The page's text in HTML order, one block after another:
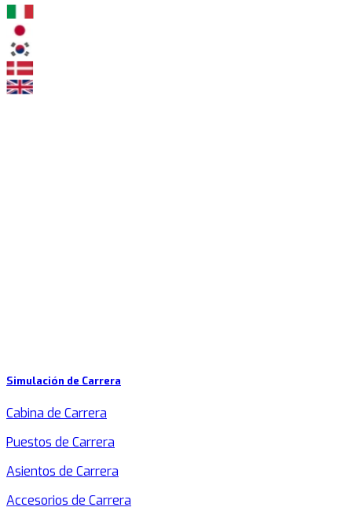
Simulación de Carrera
Cabina de Carrera
Puestos de Carrera
Asientos de Carrera
Accesorios de Carrera